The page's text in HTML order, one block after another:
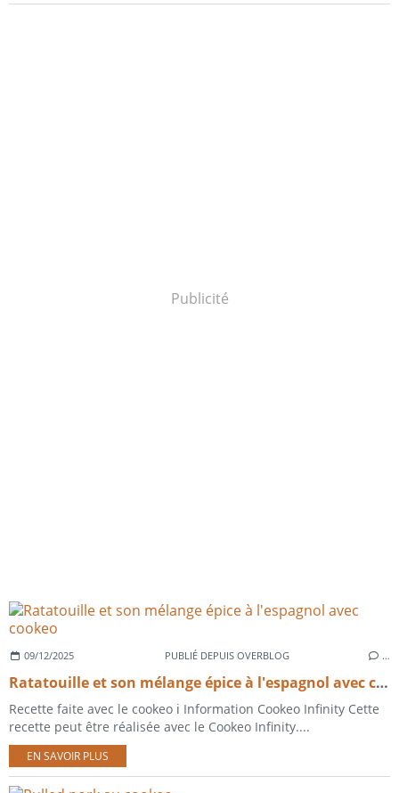
Publicité
09/12/2025 PUBLIÉ DEPUIS OVERBLOG …
Ratatouille et son mélange épice à l'espagnol avec cookeo
Recette faite avec le cookeo ℹ️ Information Cookeo Infinity Cette
recette peut être réalisée avec le Cookeo Infinity....
EN SAVOIR PLUS